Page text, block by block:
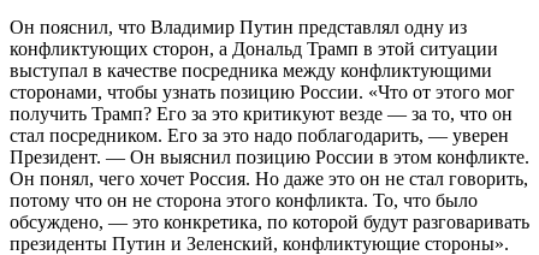
Он пояснил, что Владимир Путин представлял одну из
конфликтующих сторон, а Дональд Трамп в этой ситуации
выступал в качестве посредника между конфликтующими
сторонами, чтобы узнать позицию России. «Что от этого мог
получить Трамп? Его за это критикуют везде — за то, что он
стал посредником. Его за это надо поблагодарить, — уверен
Президент. — Он выяснил позицию России в этом конфликте.
Он понял, чего хочет Россия. Но даже это он не стал говорить,
потому что он не сторона этого конфликта. То, что было
обсуждено, — это конкретика, по которой будут разговаривать
президенты Путин и Зеленский, конфликтующие стороны».